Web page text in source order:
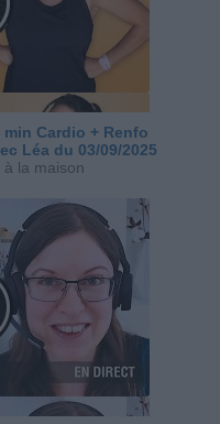
Cardio + Renfo
Léa du 03/09/2025
la maison